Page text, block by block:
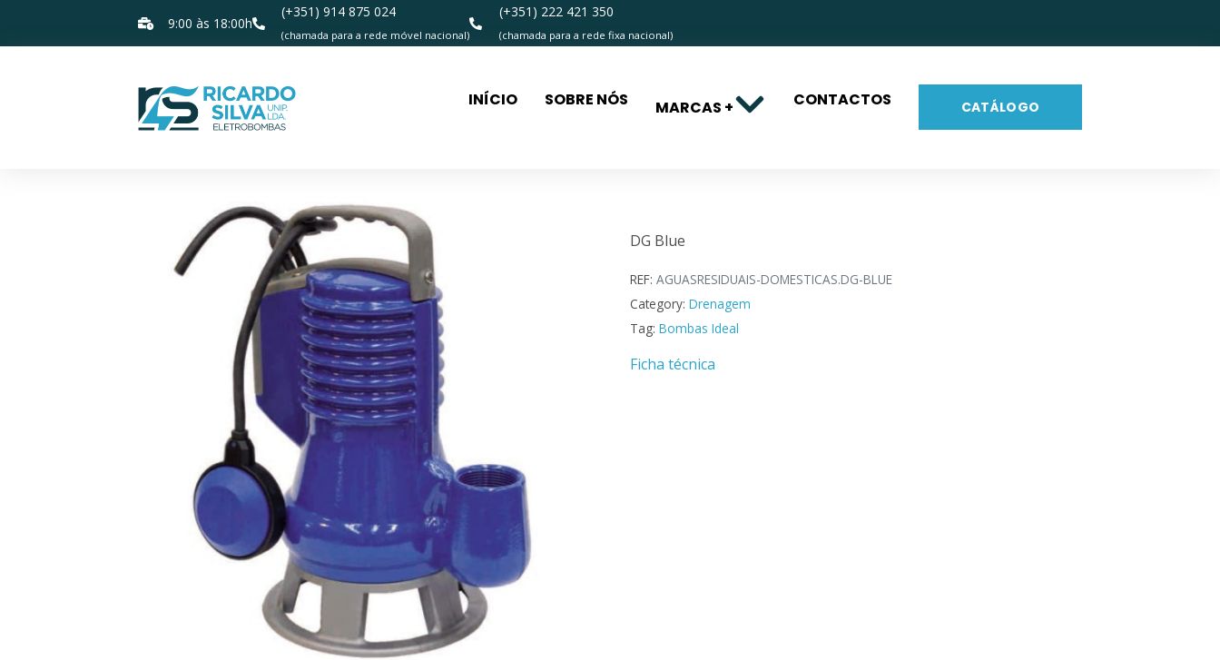
9:00 às 18:00h
(+351) 914 875 024
(chamada para a rede móvel nacional)
(+351) 222 421 350
(chamada para a rede fixa nacional)
INÍCIO SOBRE NÓS MARCAS + CONTACTOS CATÁLOGO
DG Blue
REF: AGUASRESIDUAIS-DOMESTICAS.DG-BLUE
Category: Drenagem
Tag: Bombas Ideal
Ficha técnica